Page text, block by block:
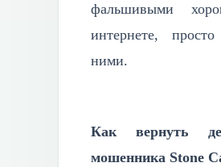
фальшивыми
интернете,
ними.
Как вернуть
мошенника Stone